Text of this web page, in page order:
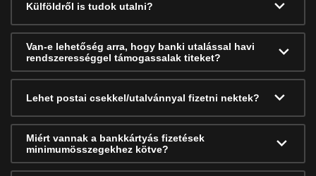
Külföldről is tudok utalni?
Van-e lehetőség arra, hogy banki utalással havi
rendszerességgel támogassalak titeket?
Lehet postai csekkel/utalvánnyal fizetni nektek?
Miért vannak a bankkártyás fizetések
minimumösszegekhez kötve?